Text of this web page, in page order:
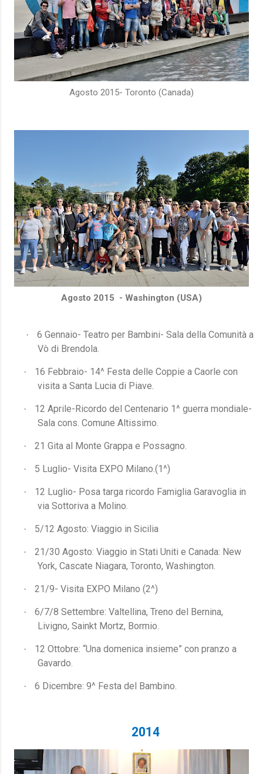
Agosto 2015- Toronto (Canada)
Agosto 2015 - Washington (USA)
·
6 Gennaio- Teatro per Bambini- Sala della Comunità a
Vò di Brendola.
·
16 Febbraio- 14^ Festa delle Coppie a Caorle con
visita a Santa Lucia di Piave.
·
12 Aprile-Ricordo del Centenario 1^ guerra mondiale-
Sala cons. Comune Altissimo.
· 21 Gita al Monte Grappa e Possagno.
· 5 Luglio- Visita EXPO Milano.(1^)
·
12 Luglio- Posa targa ricordo Famiglia Garavoglia in
via Sottoriva a Molino.
· 5/12 Agosto: Viaggio in Sicilia
·
21/30 Agosto: Viaggio in Stati Uniti e Canada: New
York, Cascate Niagara, Toronto, Washington.
· 21/9- Visita EXPO Milano (2^)
·
6/7/8 Settembre: Valtellina, Treno del Bernina,
Livigno, Sainkt Mortz, Bormio.
·
12 Ottobre: “Una domenica insieme” con pranzo a
Gavardo.
· 6 Dicembre: 9^ Festa del Bambino.
2014